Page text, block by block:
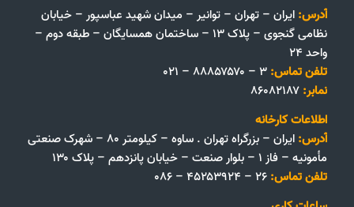
آدرس: ایران – تهران – توانیر – میدان شهید عباسپور – خیابان
نظامی گنجوی – پلاک ۱۳ – ساختمان همسایگان – طبقه دوم –
واحد ۲۴
تلفن تماس:
نمابر:
اطلاعات کارخانه
آدرس:
ایران – بزرگراه تهران . ساوه – کیلومتر ۸۰ – شهرک صنعتی
مأمونیه – فاز ۱ – بلوار صنعت – خیابان پانزدهم – پلاک ۱۳۰
تلفن تماس: